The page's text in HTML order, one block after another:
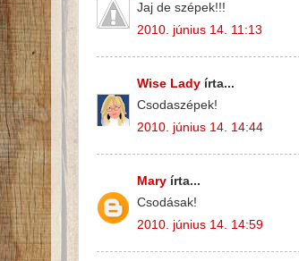
Jaj de szépek!!!
2010. június 14. 11:13
Wise Lady írta...
Csodaszépek!
2010. június 14. 14:44
Mary írta...
Csodásak!
2010. június 14. 14:59